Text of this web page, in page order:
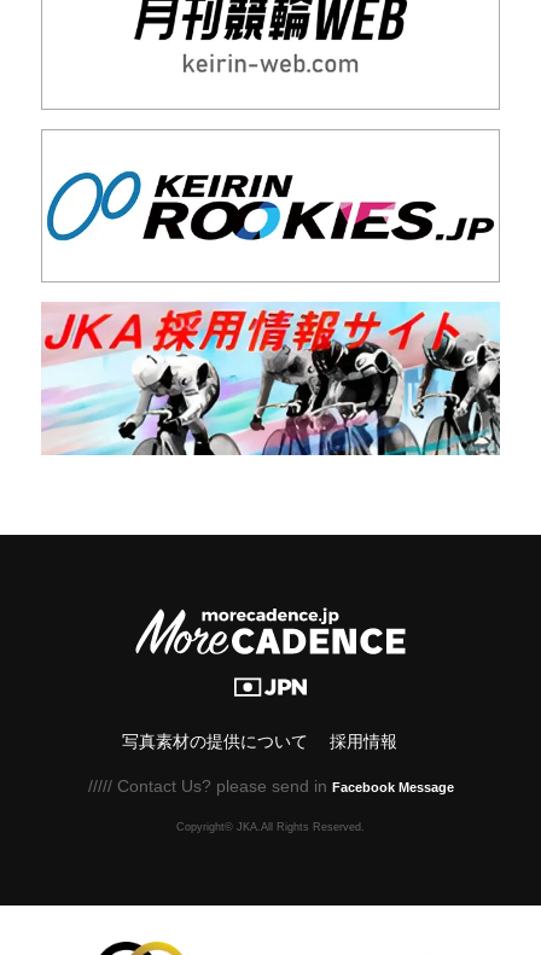
写真素材の提供について 採用情報
///// Contact Us? please send in Facebook Message
Copyright© JKA.All Rights Reserved.